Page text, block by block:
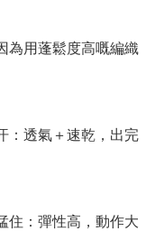
為用蓬鬆度高嘅編織
：透氣＋速乾，出完
住：彈性高，動作大